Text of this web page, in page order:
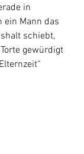
in
ein Mann das
schiebt,
gewürdigt